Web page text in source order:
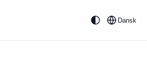
Dansk